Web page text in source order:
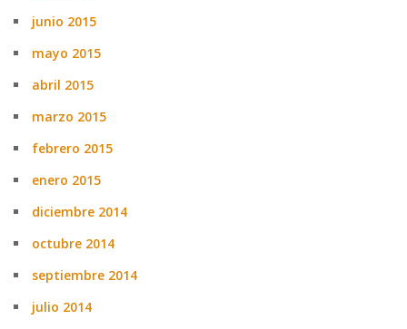
junio 2015
mayo 2015
abril 2015
marzo 2015
febrero 2015
enero 2015
diciembre 2014
octubre 2014
septiembre 2014
julio 2014